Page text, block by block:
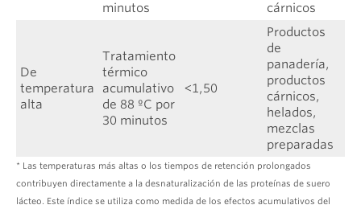
minutos
cárnicos
De
temperatura
alta
Tratamiento
térmico
acumulativo
de 88 ºC por
30 minutos
<1,50
Productos
de
panadería,
productos
cárnicos,
helados,
mezclas
preparadas
* Las temperaturas más altas o los tiempos de retención prolongados
contribuyen directamente a la desnaturalización de las proteínas de suero
lácteo. Este índice se utiliza como medida de los efectos acumulativos del